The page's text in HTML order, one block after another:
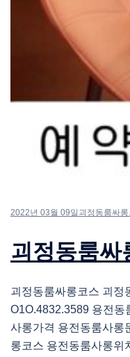
2022년 03월 09일 괴정동룸싸롱
괴정동룸싸
괴정동룸싸롱코스 괴정
O1O.4832.3589 용전동
사롱가격 용전동룸사롱
롱코스 용전동룸사롱위